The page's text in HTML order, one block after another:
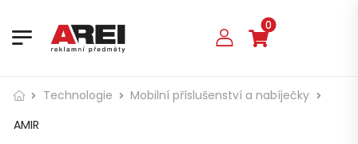
0
Technologie
Mobilní příslušenství a nabíječky
AMIR